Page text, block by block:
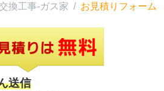
換工事-ガス家 / お見積りフォーム
送信